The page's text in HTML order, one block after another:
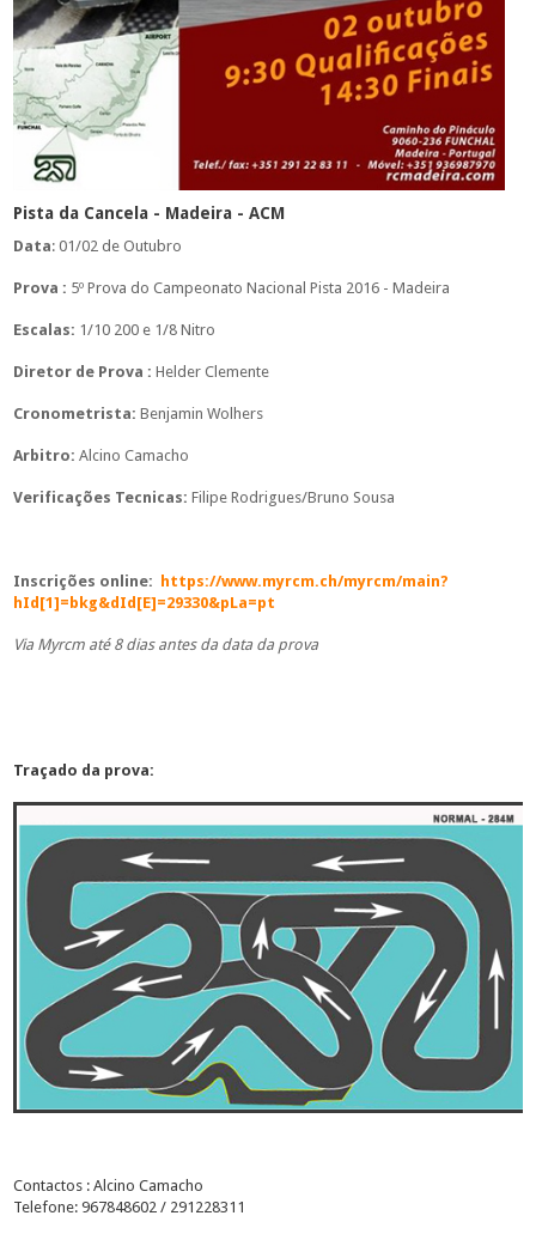
Pista da Cancela - Madeira - ACM
Data: 01/02 de Outubro
Prova : 5º Prova do Campeonato Nacional Pista 2016 - Madeira
Escalas: 1/10 200 e 1/8 Nitro
Diretor de Prova : Helder Clemente
Cronometrista: Benjamin Wolhers
Arbitro: Alcino Camacho
Verificações Tecnicas: Filipe Rodrigues/Bruno Sousa
Inscrições online: https://www.myrcm.ch/myrcm/main?
hId[1]=bkg&dId[E]=29330&pLa=pt
Via Myrcm até 8 dias antes da data da prova
Traçado da prova:
Contactos : Alcino Camacho
Telefone: 967848602 / 291228311